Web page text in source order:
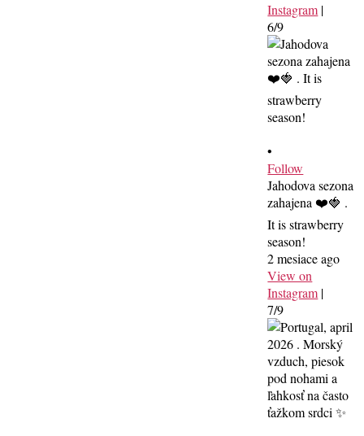
Instagram |
6/9
•
Follow
Jahodova sezona
zahajena ❤️🍓 .
It is strawberry
season!
2 mesiace ago
View on
Instagram |
7/9